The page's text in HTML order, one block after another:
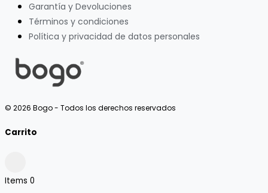
Garantía y Devoluciones
Términos y condiciones
Política y privacidad de datos personales
© 2026 Bogo - Todos los derechos reservados
Carrito
Items 0